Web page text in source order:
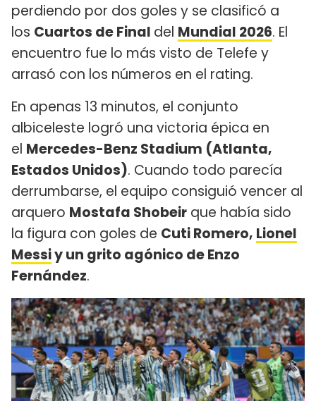
perdiendo por dos goles y se clasificó a
los Cuartos de Final del Mundial 2026. El
encuentro fue lo más visto de Telefe y
arrasó con los números en el rating.
En apenas 13 minutos, el conjunto
albiceleste logró una victoria épica en
el Mercedes-Benz Stadium (Atlanta,
Estados Unidos). Cuando todo parecía
derrumbarse, el equipo consiguió vencer al
arquero Mostafa Shobeir que había sido
la figura con goles de Cuti Romero, Lionel
Messiy un grito agónico de Enzo
Fernández.